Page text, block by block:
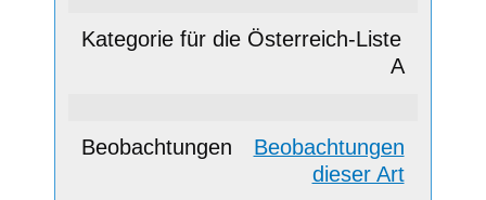
A
Beobachtungen
dieser Art